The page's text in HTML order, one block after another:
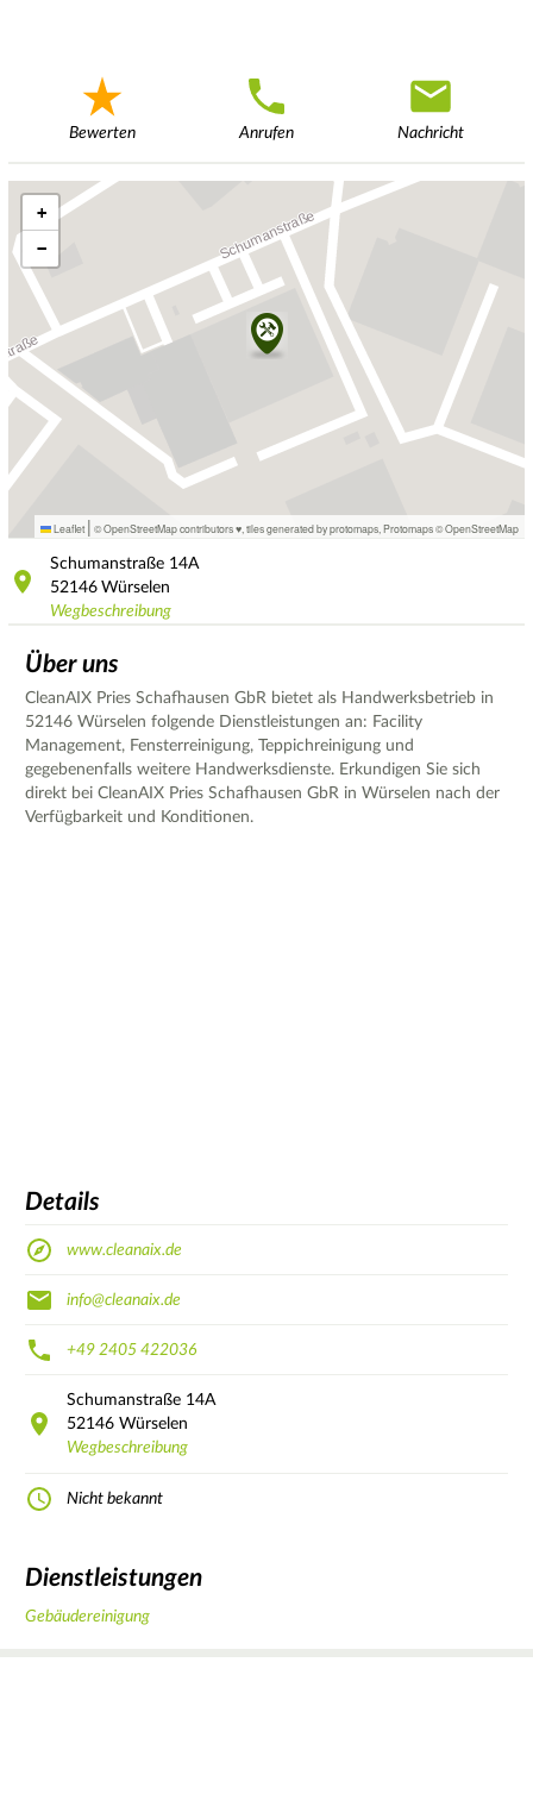
Bewerten Anrufen Nachricht
+
−
Leaflet | © OpenStreetMap contributors ♥, tiles generated by protomaps Protomaps©OpenStreetMap
Schumanstraße 14A
52146 Würselen
Wegbeschreibung
Über uns
CleanAIX Pries Schafhausen GbR bietet als Handwerksbetrieb in
52146 Würselen folgende Dienstleistungen an: Facility
Management, Fensterreinigung, Teppichreinigung und
gegebenenfalls weitere Handwerksdienste. Erkundigen Sie sich
direkt bei CleanAIX Pries Schafhausen GbR in Würselen nach der
Verfügbarkeit und Konditionen.
Details
www.cleanaix.de
info@cleanaix.de
+49 2405 422036
Schumanstraße 14A
52146 Würselen
Wegbeschreibung
Nicht bekannt
Dienstleistungen
Gebäudereinigung